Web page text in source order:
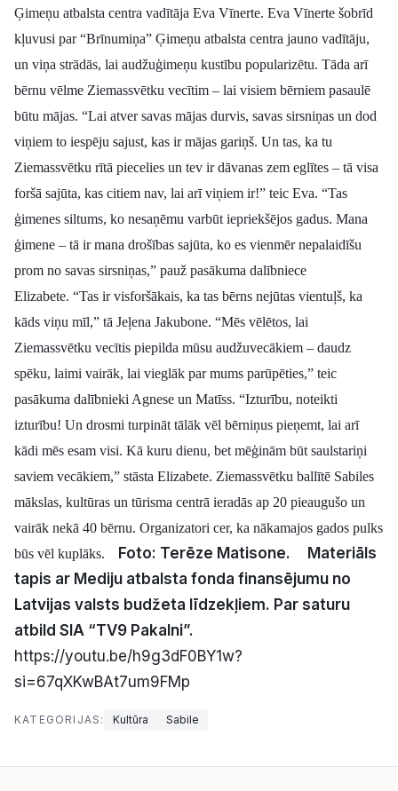
Ģimeņu atbalsta centra vadītāja Eva Vīnerte. Eva Vīnerte šobrīd
kļuvusi par “Brīnumiņa” Ģimeņu atbalsta centra jauno vadītāju,
un viņa strādās, lai audžuģimeņu kustību popularizētu. Tāda arī
bērnu vēlme Ziemassvētku vecītim – lai visiem bērniem pasaulē
būtu mājas. “Lai atver savas mājas durvis, savas sirsniņas un dod
viņiem to iespēju sajust, kas ir mājas gariņš. Un tas, ka tu
Ziemassvētku rītā piecelies un tev ir dāvanas zem eglītes – tā visa
foršā sajūta, kas citiem nav, lai arī viņiem ir!” teic Eva. “Tas
ģimenes siltums, ko nesaņēmu varbūt iepriekšējos gadus. Mana
ģimene – tā ir mana drošības sajūta, ko es vienmēr nepalaidīšu
prom no savas sirsniņas,” pauž pasākuma dalībniece
Elizabete. “Tas ir visforšākais, ka tas bērns nejūtas vientuļš, ka
kāds viņu mīl,” tā Jeļena Jakubone. “Mēs vēlētos, lai
Ziemassvētku vecītis piepilda mūsu audžuvecākiem – daudz
spēku, laimi vairāk, lai vieglāk par mums parūpēties,” teic
pasākuma dalībnieki Agnese un Matīss. “Izturību, noteikti
izturību! Un drosmi turpināt tālāk vēl bērniņus pieņemt, lai arī
kādi mēs esam visi. Kā kuru dienu, bet mēģinām būt saulstariņi
saviem vecākiem,” stāsta Elizabete. Ziemassvētku ballītē Sabiles
mākslas, kultūras un tūrisma centrā ieradās ap 20 pieaugušo un
vairāk nekā 40 bērnu. Organizatori cer, ka nākamajos gados pulks
būs vēl kuplāks.
Foto: Terēze Matisone.
Materiāls
tapis ar Mediju atbalsta fonda finansējumu no
Latvijas valsts budžeta līdzekļiem. Par saturu
atbild SIA “TV9 Pakalni”.
https://youtu.be/h9g3dF0BY1w?
si=67qXKwBAt7um9FMp
KATEGORIJAS: Kultūra Sabile